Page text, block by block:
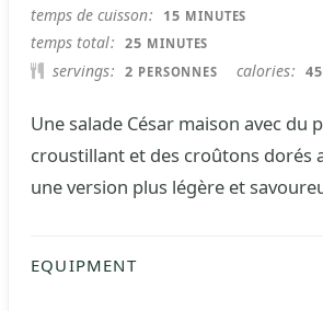
temps de cuisson 15 MINUTES
MINUTES
temps total 25 MINUTES
MINUTES
servings 2 PERSONNES calories
Une salade César maison avec du
croustillant et des croûtons dorés
une version plus légère et
EQUIPMENT